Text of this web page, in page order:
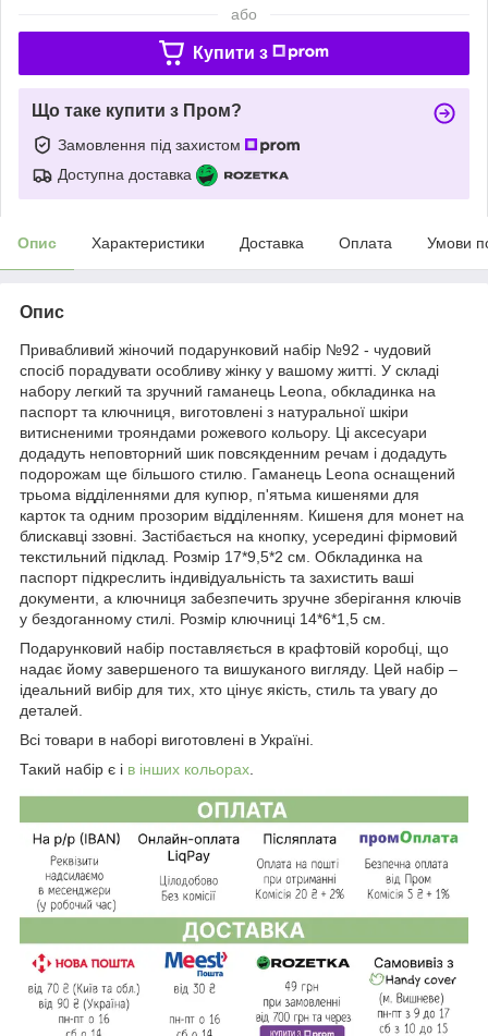
або
Купити з
Що таке купити з Пром?
Замовлення під захистом
Доступна доставка
Опис Характеристики Доставка Оплата Умови
Опис
Привабливий жіночий подарунковий набір №92 - чудовий
спосіб порадувати особливу жінку у вашому житті. У складі
набору легкий та зручний гаманець Leona, обкладинка на
паспорт та ключниця, виготовлені з натуральної шкіри
витисненими трояндами рожевого кольору. Ці аксесуари
додадуть неповторний шик повсякденним речам і додадуть
подорожам ще більшого стилю. Гаманець Leona оснащений
трьома відділеннями для купюр, п'ятьма кишенями для
карток та одним прозорим відділенням. Кишеня для монет на
блискавці ззовні. Застібається на кнопку, усередині фірмовий
текстильний підклад. Розмір 17*9,5*2 см. Обкладинка на
паспорт підкреслить індивідуальність та захистить ваші
документи, а ключниця забезпечить зручне зберігання ключів
у бездоганному стилі. Розмір ключниці 14*6*1,5 см.
Подарунковий набір поставляється в крафтовій коробці, що
надає йому завершеного та вишуканого вигляду. Цей набір –
ідеальний вибір для тих, хто цінує якість, стиль та увагу до
деталей.
Всі товари в наборі виготовлені в Україні.
Такий набір є і в інших кольорах